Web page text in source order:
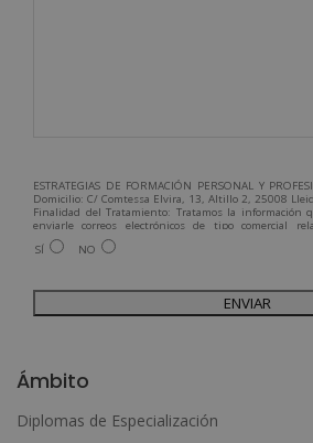
ESTRATEGIAS DE FORMACIÓN PERSONAL Y
Domicilio: C/ Comtessa Elvira, 13, Altillo 2, 25008
Finalidad del Tratamiento: Tratamos la
enviarle correos electrónicos de tipo comercial
ofrecidos y otros tipo de productos que fueran de su
Legitimación del tratamiento: Consentimiento del
Para más información consulte nuestra Política de
Desea recibir información comercial (vía telefónica y/o
SÍ NO
e
Ámbito
Diplomas de Especialización